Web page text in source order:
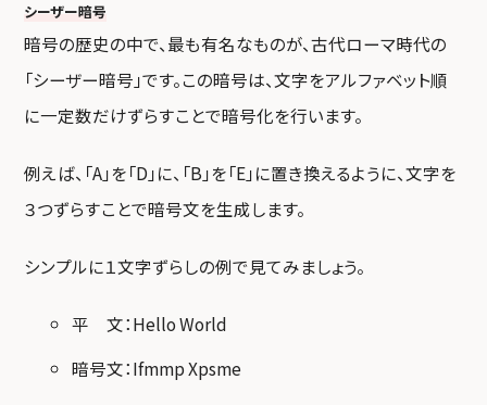
シーザー暗号
暗号の歴史の中で、最も有名なものが、古代ローマ時代の
「シーザー暗号」です。この暗号は、文字をアルファベット順
に一定数だけずらすことで暗号化を行います。
例えば、「A」を「D」に、「B」を「E」に置き換えるように、文字を
３つずらすことで暗号文を生成します。
シンプルに１文字ずらしの例で見てみましょう。
平 文：Hello World
暗号文：Ifmmp Xpsme